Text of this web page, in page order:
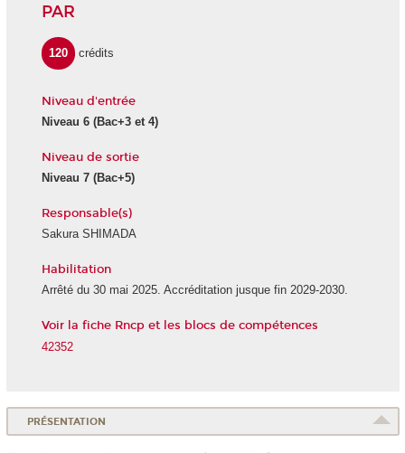
PAR
120 crédits
Niveau d'entrée
Niveau 6(Bac+3 et 4)
Niveau de sortie
Niveau 7(Bac+5)
Responsable(s)
Sakura SHIMADA
Habilitation
Arrêté du 30 mai 2025. Accréditation jusque fin 2029-2030.
Voir la fiche Rncp et les blocs de compétences
42352
PRÉSENTATION